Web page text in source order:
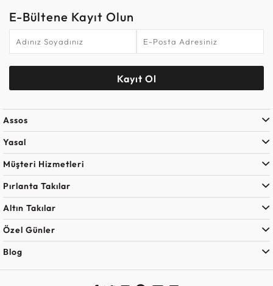
E-Bültene Kayıt Olun
Kayıt Ol
Assos
Yasal
Müşteri Hizmetleri
Pırlanta Takılar
Altın Takılar
Özel Günler
Blog